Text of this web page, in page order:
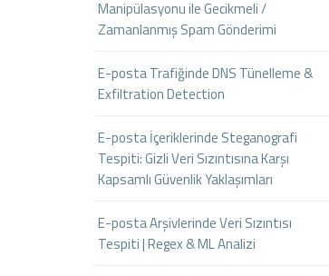
Manipülasyonu ile Gecikmeli /
Zamanlanmış Spam Gönderimi
E-posta Trafiğinde DNS Tünelleme &
Exfiltration Detection
E-posta İçeriklerinde Steganografi
Tespiti: Gizli Veri Sızıntısına Karşı
Kapsamlı Güvenlik Yaklaşımları
E-posta Arşivlerinde Veri Sızıntısı
Tespiti | Regex & ML Analizi